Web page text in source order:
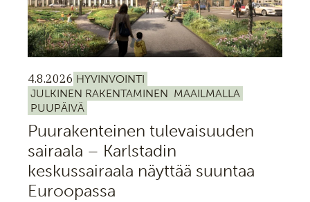
4.8.2026 HYVINVOINTI
JULKINEN RAKENTAMINEN MAAILMALLA
PUUPÄIVÄ
Puurakenteinen tulevaisuuden
sairaala – Karlstadin
keskussairaala näyttää suuntaa
Euroopassa